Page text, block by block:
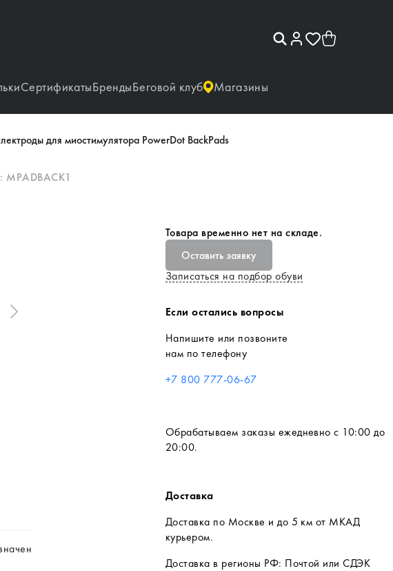
СертификатыБрендыБеговой клуб Магазины
для миостимулятора PowerDot BackPads
MPADBACK1
Товара временно нет на складе.
Оставить заявку
Записаться на подбор обуви
Если остались вопросы
Напишите или позвоните
нам по телефону
+7 800 777-06-67
Обрабатываем заказы ежедневно с 10:00 до
20:00.
Доставка
Доставка по Москве и до 5 км от МКАД
курьером.
Доставка в регионы РФ: Почтой или СДЭК